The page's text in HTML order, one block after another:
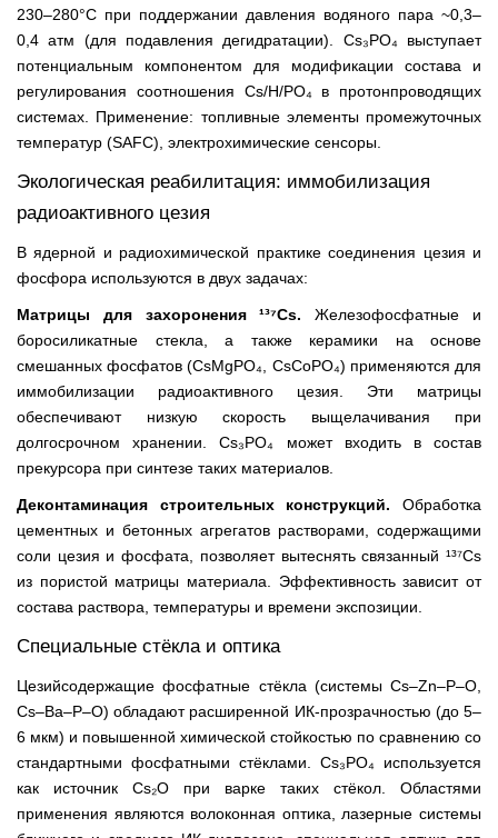
230–280°C при поддержании давления водяного пара ~0,3–
0,4 атм (для подавления дегидратации). Cs₃PO₄ выступает
потенциальным компонентом для модификации состава и
регулирования соотношения Cs/H/PO₄ в протонпроводящих
системах. Применение: топливные элементы промежуточных
температур (SAFC), электрохимические сенсоры.
Экологическая реабилитация: иммобилизация
радиоактивного цезия
В ядерной и радиохимической практике соединения цезия и
фосфора используются в двух задачах:
Матрицы для захоронения ¹³⁷Cs. Железофосфатные и
боросиликатные стекла, а также керамики на основе
смешанных фосфатов (CsMgPO₄, CsCoPO₄) применяются для
иммобилизации радиоактивного цезия. Эти матрицы
обеспечивают низкую скорость выщелачивания при
долгосрочном хранении. Cs₃PO₄ может входить в состав
прекурсора при синтезе таких материалов.
Деконтаминация строительных конструкций. Обработка
цементных и бетонных агрегатов растворами, содержащими
соли цезия и фосфата, позволяет вытеснять связанный ¹³⁷Cs
из пористой матрицы материала. Эффективность зависит от
состава раствора, температуры и времени экспозиции.
Специальные стёкла и оптика
Цезийсодержащие фосфатные стёкла (системы Cs–Zn–P–O,
Cs–Ba–P–O) обладают расширенной ИК-прозрачностью (до 5–
6 мкм) и повышенной химической стойкостью по сравнению со
стандартными фосфатными стёклами. Cs₃PO₄ используется
как источник Cs₂O при варке таких стёкол. Областями
применения являются волоконная оптика, лазерные системы